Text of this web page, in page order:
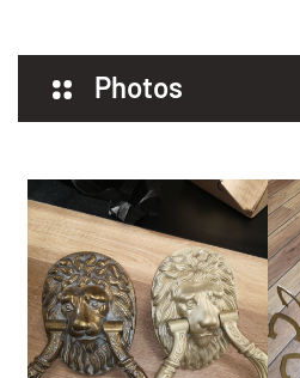
Photos